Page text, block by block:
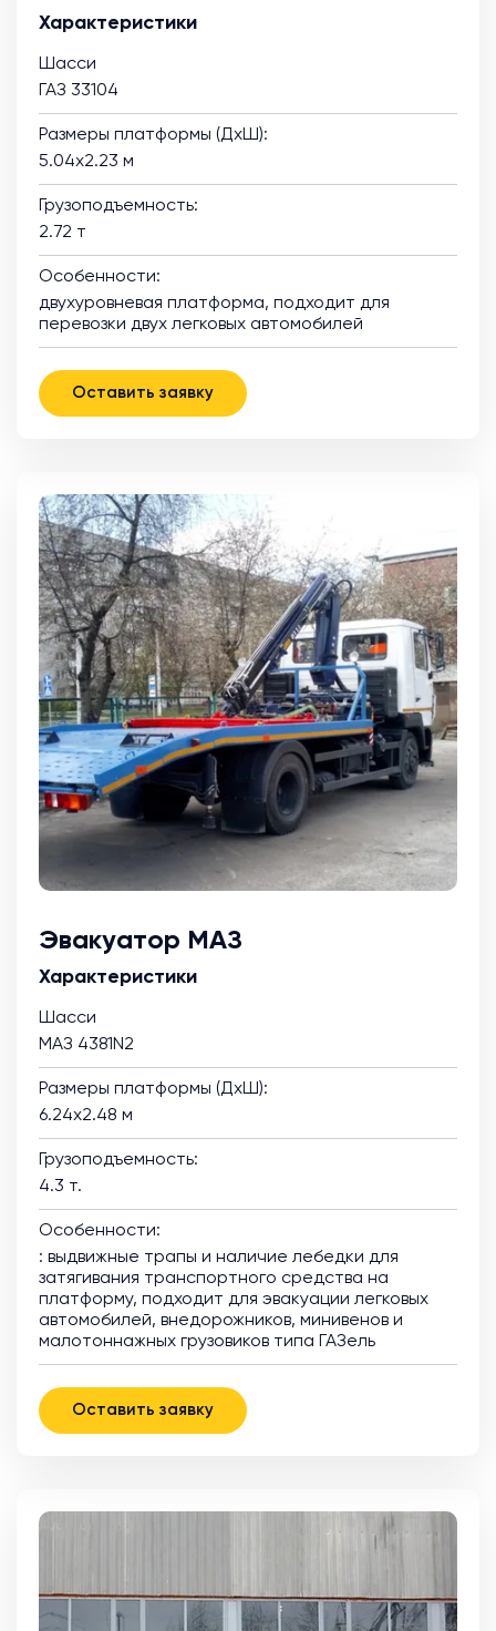
Характеристики
Шасси
ГАЗ 33104
Размеры платформы (ДхШ):
5.04х2.23 м
Грузоподъемность:
2.72 т
Особенности:
двухуровневая платформа, подходит для
перевозки двух легковых автомобилей
Оставить заявку
Эвакуатор МАЗ
Характеристики
Шасси
МАЗ 4381N2
Размеры платформы (ДхШ):
6.24х2.48 м
Грузоподъемность:
4.3 т.
Особенности:
: выдвижные трапы и наличие лебедки для
затягивания транспортного средства на
платформу, подходит для эвакуации легковых
автомобилей, внедорожников, минивенов и
малотоннажных грузовиков типа ГАЗель
Оставить заявку